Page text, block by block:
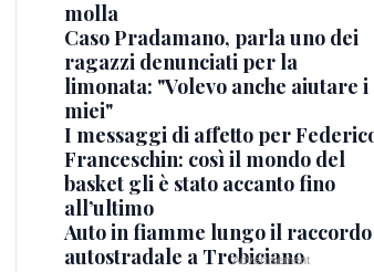
molla
Caso Pradamano, parla uno dei
ragazzi denunciati per la
limonata: "Volevo anche aiutare i
miei"
I messaggi di affetto per
Franceschin: così il mondo del
basket gli è stato accanto fino
all’ultimo
Auto in fiamme lungo il raccordo
autostradale a Trebiciano